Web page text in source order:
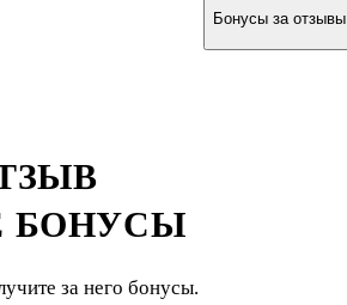
Бонусы за отзывы
БОНУСЫ
за него бонусы.